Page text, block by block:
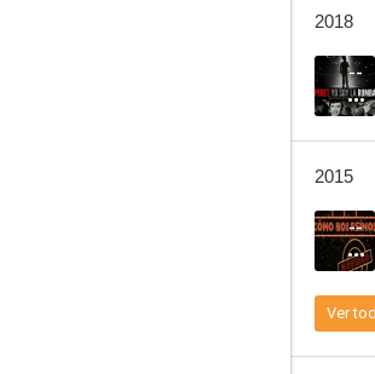
2018
--
2015
--
Ver